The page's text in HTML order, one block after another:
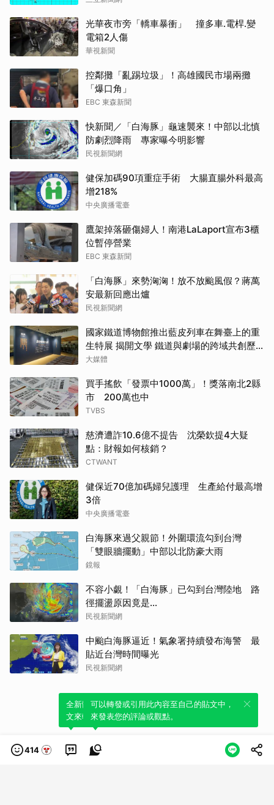
光華夜市旁「轎車暴衝」 撞多車.電桿.變
電箱2人傷
華視新聞
控鄰攤「亂踢垃圾」！高雄國民市場兩攤
「爆口角」
EBC 東森新聞
快新聞／「白海豚」龜速襲來！中部以北慎
防劇烈降雨 專家曝今明影響
民視新聞網
健保加碼90項重症手術 大腸直腸外科最高
增218%
中央廣播電臺
鷹架掉落砸傷婦人！南港LaLaport宣布3櫃
位暫停營業
EBC 東森新聞
「白海豚」來勢洶洶！放不放颱風假？蔣萬
安最新回應出爐
民視新聞網
國家鐵道博物館推出藍皮列車在舞臺上的重
生特展 揭開文學 鐵道與劇場的跨域共創歷
程
大媒體
買手搖飲「發票中1000萬」！獎落南北2縣
市 200萬也中
TVBS
慈濟遭詐10.6億不提告 沈榮欽提4大疑
點：財報如何核銷？
CTWANT
健保近70億加碼婦兒護理 生產給付最高增
3倍
中央廣播電臺
白海豚來過父親節！外圍環流勾到台灣
「雙眼牆擺動」中部以北防豪大雨
鏡報
不容小覷！「白海豚」已勾到台灣陸地 路
徑擺盪原因竟是...
民視新聞網
中颱白海豚逼近！氣象署持續發布海警 最
貼近台灣時間曝光
民視新聞網
414
全新體驗！一鍵引用此內容，透過發布貼
文來輕鬆表達個人立場。
可以轉發或引用此內容至自己的貼文中，
來發表您的評論或觀點。